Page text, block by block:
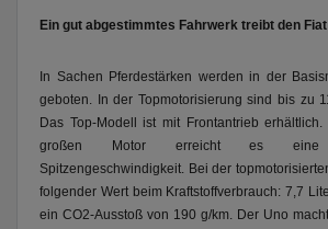
Ein gut abgestimmtes Fahrwerk treibt den
In Sachen Pferdestärken werden in der
geboten. In der Topmotorisierung sind bis zu
Das Top-Modell ist mit Frontantrieb
großen Motor erreicht es eine
Spitzengeschwindigkeit. Bei der
folgender Wert beim Kraftstoffverbrauch: 7,7
ein CO2-Ausstoß von 190 g/km. Der Uno